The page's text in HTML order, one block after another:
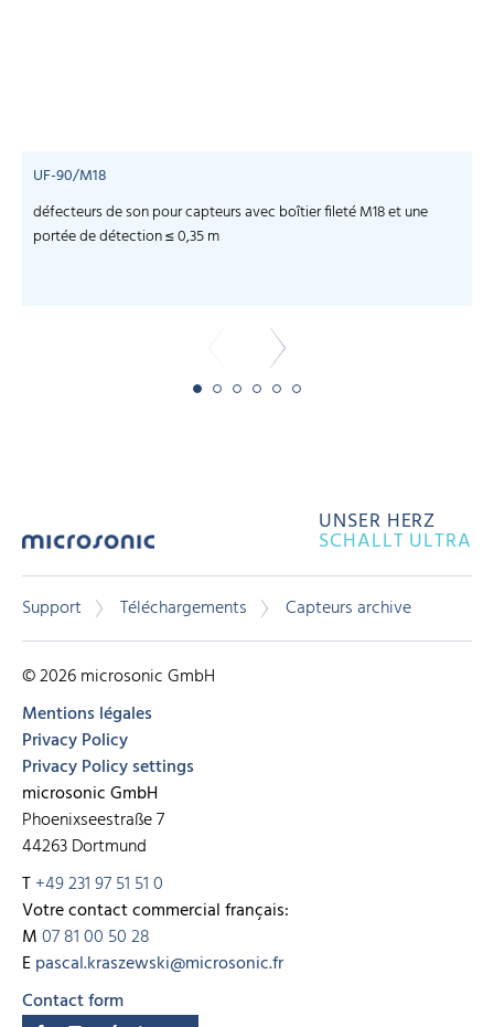
UF-90/M18
défecteurs de son pour capteurs avec boîtier fileté M18 et une
portée de détection ≤ 0,35 m
UNSER HERZ
SCHALLT ULTRA
Support Téléchargements Capteurs archive
© 2026 microsonic GmbH
Mentions légales
Privacy Policy
Privacy Policy settings
microsonic GmbH
Phoenixseestraße 7
44263 Dortmund
T+49 231 97 51 51 0
Votre contact commercial français:
M07 81 00 50 28
Epascal.kraszewski@microsonic.fr
Contact form